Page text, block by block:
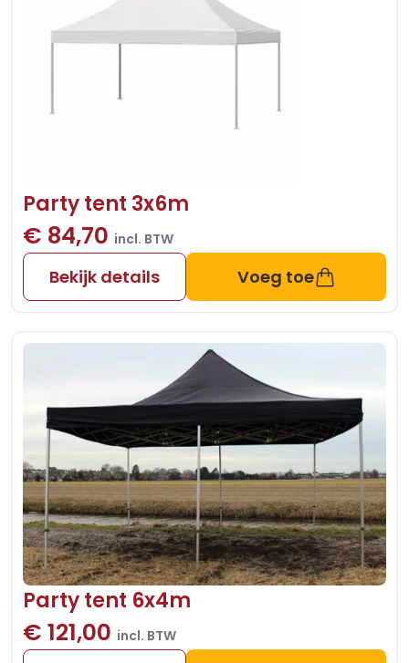
Party tent 3x6m
€ 84,70 incl. BTW
Bekijk details Voeg toe
Party tent 6x4m
€ 121,00 incl. BTW